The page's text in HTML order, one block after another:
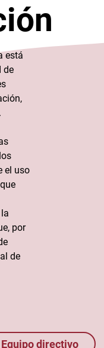
está
de
el uso
por
de
Equipo directivo